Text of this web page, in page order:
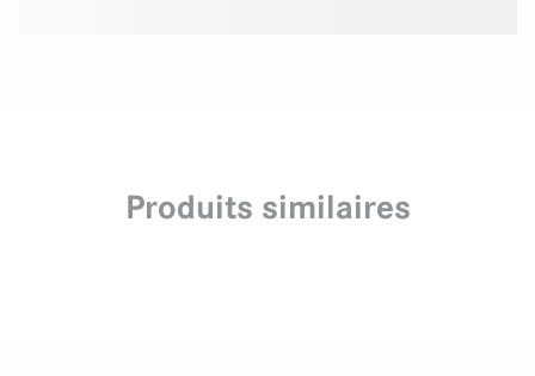
Produits similaires